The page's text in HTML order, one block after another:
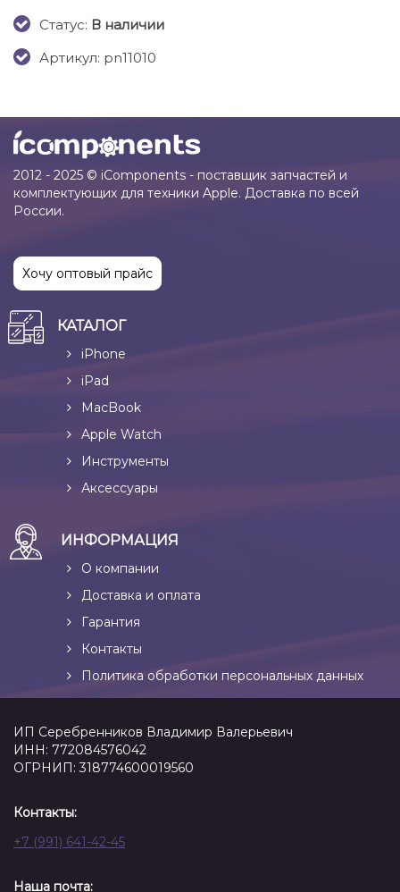
Cтатус: В наличии
Артикул: pn11010
2012 - 2025 © iComponents - поставщик запчастей и
комплектующих для техники Apple. Доставка по всей
России.
Хочу оптовый прайс
КАТАЛОГ
iPhone
iPad
MacBook
Apple Watch
Инструменты
Аксессуары
ИНФОРМАЦИЯ
О компании
Доставка и оплата
Гарантия
Контакты
Политика обработки персональных данных
ИП Серебренников Владимир Валерьевич
ИНН: 772084576042
ОГРНИП: 318774600019560
Контакты:
+7 (991) 641-42-45
Наша почта: